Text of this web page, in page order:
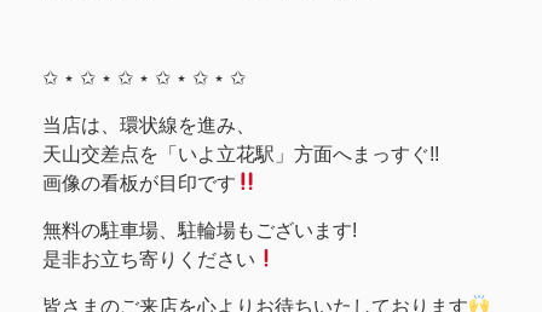
✩ ⋆ ✩ ⋆ ✩ ⋆ ✩ ⋆ ✩ ⋆ ✩
当店は、環状線を進み、
天山交差点を「いよ立花駅」方面へまっすぐ!!
画像の看板が目印です
無料の駐車場、駐輪場もございます!
是非お立ち寄りください
皆さまのご来店を心よりお待ちいたしております